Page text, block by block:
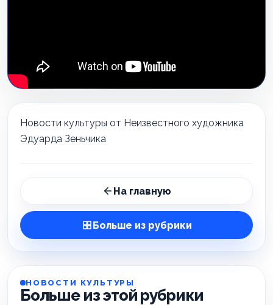
Новости культуры от Неизвестного художника
Эдуарда Зеньчика
На главную
Больше из рубрики
НОВОСТИ КУЛЬТУРЫ
Больше из этой рубрики